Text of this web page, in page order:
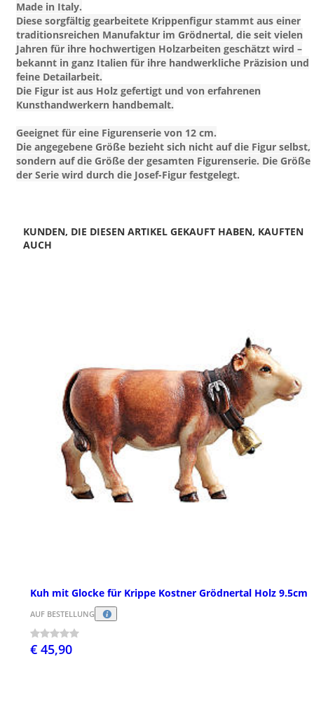
Made in Italy.
Diese sorgfältig gearbeitete Krippenfigur stammt aus einer
traditionsreichen Manufaktur im Grödnertal, die seit vielen
Jahren für ihre hochwertigen Holzarbeiten geschätzt wird –
bekannt in ganz Italien für ihre handwerkliche Präzision und
feine Detailarbeit.
Die Figur ist aus Holz gefertigt und von erfahrenen
Kunsthandwerkern handbemalt.
Geeignet für eine Figurenserie von 12 cm.
Die angegebene Größe bezieht sich nicht auf die Figur selbst,
sondern auf die Größe der gesamten Figurenserie. Die Größe
der Serie wird durch die Josef-Figur festgelegt.
KUNDEN, DIE DIESEN ARTIKEL GEKAUFT HABEN, KAUFTEN
AUCH
Kuh mit Glocke für Krippe Kostner Grödnertal Holz 9.5cm
AUF BESTELLUNG
€ 45,90